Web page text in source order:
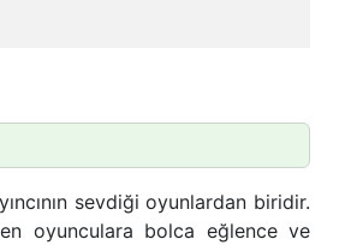
sevdiği oyunlardan biridir.
oyunculara bolca eğlence ve